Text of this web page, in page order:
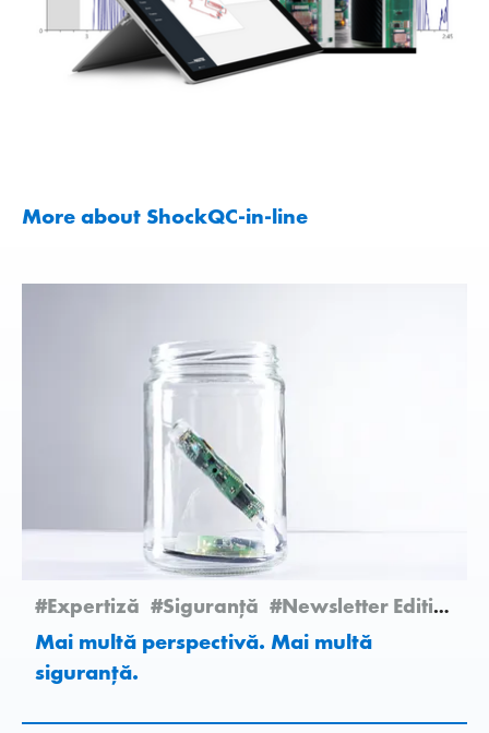
More about ShockQC-in-line
#Expertiză #Siguranță #Newsletter Edition 2/2025
Mai multă perspectivă. Mai multă
siguranţă.